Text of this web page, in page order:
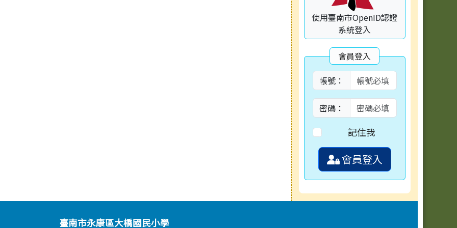
使用臺南市OpenID認證
系統登入
會員登入
帳號：
密碼：
記住我
會員登入
臺南市永康區大橋國民小學